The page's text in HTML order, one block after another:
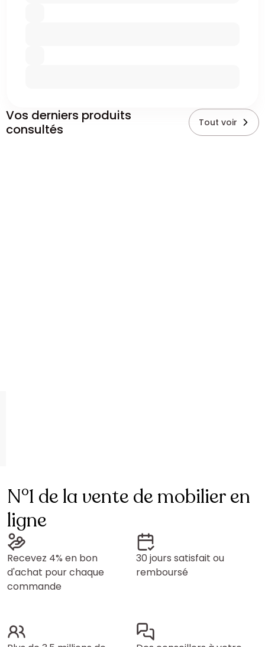
Vos derniers produits
consultés
Tout voir
N°1 de la vente de mobilier en
ligne
Recevez 4% en bon
d'achat pour chaque
commande
30 jours satisfait ou
remboursé